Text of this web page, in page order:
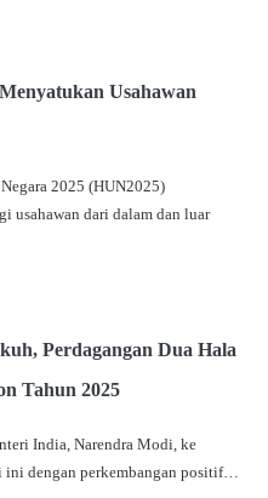
Usahawan
2025 (HUN2025)
usahawan dari dalam dan luar
Perdagangan Dua Hala
Tahun 2025
India, Narendra Modi, ke
ini dengan perkembangan positif…